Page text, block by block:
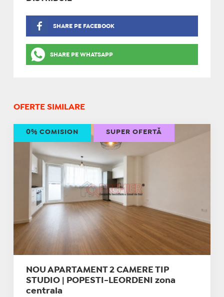
SHARE PE FACEBOOK
SHARE PE WHATSAPP
OFERTE SIMILARE
NOU APARTAMENT 2 CAMERE TIP
STUDIO | POPESTI-LEORDENI zona
centrala
0% COMISION SUPER OFERTĂ